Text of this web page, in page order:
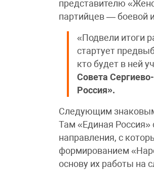
представителю
партийцев — боевой
«Подвели итоги
стартует
кто будет в ней
Совета
Россия».
Следующим знаковым
Там «Единая Россия»
направления, с
формированием
основу их работы на